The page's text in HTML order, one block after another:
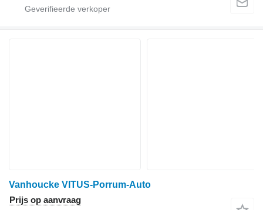
Vanhoucke VITUS-Porrum-Auto
Prijs op aanvraag